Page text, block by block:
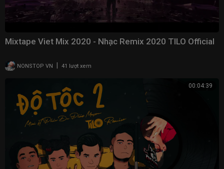
Mixtape Viet Mix 2020 - Nhạc Remix 2020 TILO Official
NONSTOP VN 41 lượt xem
00:04:39